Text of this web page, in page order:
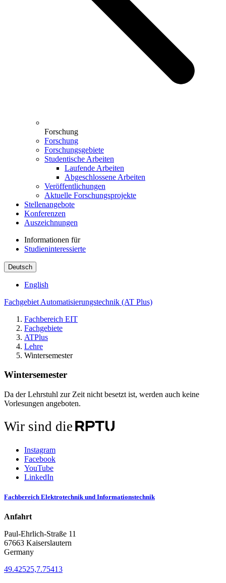
Forschung
Forschung
Forschungsgebiete
Studentische Arbeiten
Laufende Arbeiten
Abgeschlossene Arbeiten
Veröffentlichungen
Aktuelle Forschungsprojekte
Stellenangebote
Konferenzen
Auszeichnungen
Informationen für
Studieninteressierte
Deutsch
English
Fachgebiet Automatisierungstechnik (AT Plus)
Fachbereich EIT
Fachgebiete
ATPlus
Lehre
Wintersemester
Wintersemester
Da der Lehrstuhl zur Zeit nicht besetzt ist, werden auch keine
Vorlesungen angeboten.
Wir sind die
Instagram
Facebook
YouTube
LinkedIn
Fachbereich Elektrotechnik und Informationstechnik
Anfahrt
Paul-Ehrlich-Straße 11
67663 Kaiserslautern
Germany
49.42525,7.75413